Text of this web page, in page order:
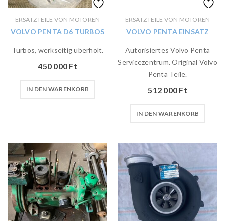
ERSATZTEILE VON MOTOREN
VOLVO PENTA D6 TURBOS
Turbos, werkseitig überholt.
450 000 Ft
IN DEN WARENKORB
ERSATZTEILE VON MOTOREN
VOLVO PENTA EINSATZ
Autorisiertes Volvo Penta
Servicezentrum. Original Volvo
Penta Teile.
512 000 Ft
IN DEN WARENKORB